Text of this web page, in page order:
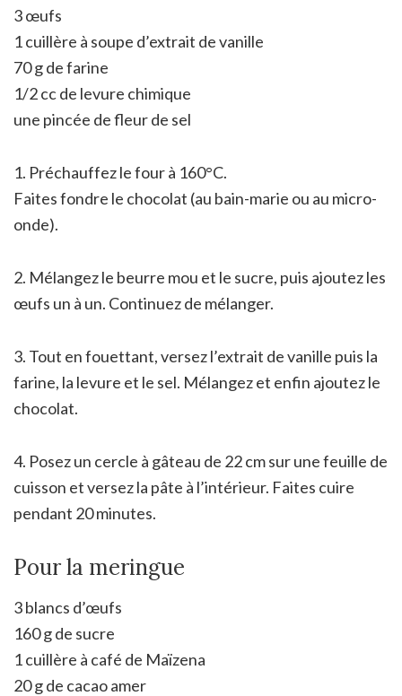
3 œufs
1 cuillère à soupe d’extrait de vanille
70 g de farine
1/2 cc de levure chimique
une pincée de fleur de sel
1. Préchauffez le four à 160°C.
Faites fondre le chocolat (au bain-marie ou au micro-
onde).
2. Mélangez le beurre mou et le sucre, puis ajoutez les
œufs un à un. Continuez de mélanger.
3. Tout en fouettant, versez l’extrait de vanille puis la
farine, la levure et le sel. Mélangez et enfin ajoutez le
chocolat.
4. Posez un cercle à gâteau de 22 cm sur une feuille de
cuisson et versez la pâte à l’intérieur. Faites cuire
pendant 20 minutes.
Pour la meringue
3 blancs d’œufs
160 g de sucre
1 cuillère à café de Maïzena
20 g de cacao amer